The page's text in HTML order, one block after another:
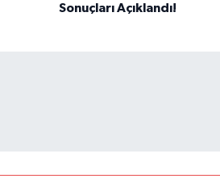
Sonuçları Açıklandı!